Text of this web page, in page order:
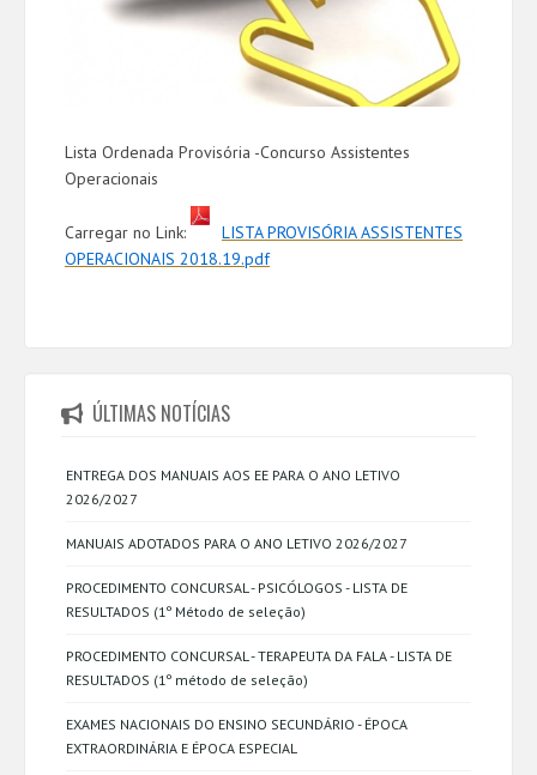
Lista Ordenada Provisória -Concurso Assistentes
Operacionais
Carregar no Link:
LISTA PROVISÓRIA ASSISTENTES
OPERACIONAIS 2018.19.pdf
ÚLTIMAS NOTÍCIAS
ENTREGA DOS MANUAIS AOS EE PARA O ANO LETIVO
2026/2027
MANUAIS ADOTADOS PARA O ANO LETIVO 2026/2027
PROCEDIMENTO CONCURSAL - PSICÓLOGOS - LISTA DE
RESULTADOS (1º Método de seleção)
PROCEDIMENTO CONCURSAL - TERAPEUTA DA FALA - LISTA DE
RESULTADOS (1º método de seleção)
EXAMES NACIONAIS DO ENSINO SECUNDÁRIO - ÉPOCA
EXTRAORDINÁRIA E ÉPOCA ESPECIAL